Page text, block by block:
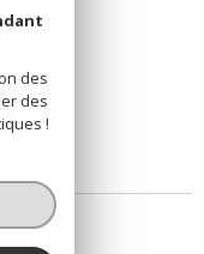
des
des
!